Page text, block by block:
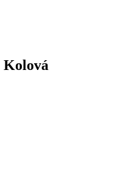
Kolová